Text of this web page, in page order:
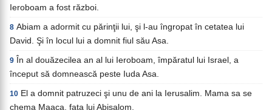
Ieroboam a fost război.
8 Abiam a adormit cu părinţii lui, şi l-au îngropat în cetatea lui
David. Şi în locul lui a domnit fiul său Asa.
9
În al douăzecilea an al lui Ieroboam, împăratul lui Israel, a
început să domnească peste Iuda Asa.
10 El a domnit patruzeci şi unu de ani la Ierusalim. Mama sa se
chema Maaca, fata lui Abisalom.